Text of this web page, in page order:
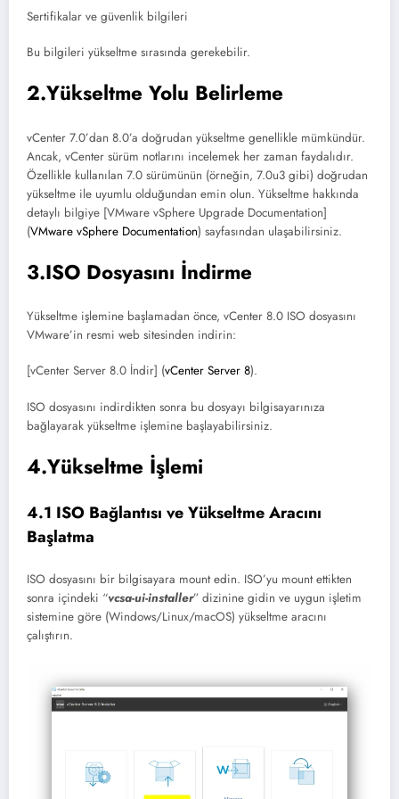
Sertifikalar ve güvenlik bilgileri
Bu bilgileri yükseltme sırasında gerekebilir.
2.Yükseltme Yolu Belirleme
vCenter 7.0’dan 8.0’a doğrudan yükseltme genellikle mümkündür.
Ancak, vCenter sürüm notlarını incelemek her zaman faydalıdır.
Özellikle kullanılan 7.0 sürümünün (örneğin, 7.0u3 gibi) doğrudan
yükseltme ile uyumlu olduğundan emin olun. Yükseltme hakkında
detaylı bilgiye [VMware vSphere Upgrade Documentation]
(VMware vSphere Documentation) sayfasından ulaşabilirsiniz.
3.ISO Dosyasını İndirme
Yükseltme işlemine başlamadan önce, vCenter 8.0 ISO dosyasını
VMware’in resmi web sitesinden indirin:
[vCenter Server 8.0 İndir] (vCenter Server 8).
ISO dosyasını indirdikten sonra bu dosyayı bilgisayarınıza
bağlayarak yükseltme işlemine başlayabilirsiniz.
4.Yükseltme İşlemi
4.1 ISO Bağlantısı ve Yükseltme Aracını
Başlatma
ISO dosyasını bir bilgisayara mount edin. ISO’yu mount ettikten
sonra içindeki “vcsa-ui-installer” dizinine gidin ve uygun işletim
sistemine göre (Windows/Linux/macOS) yükseltme aracını
çalıştırın.